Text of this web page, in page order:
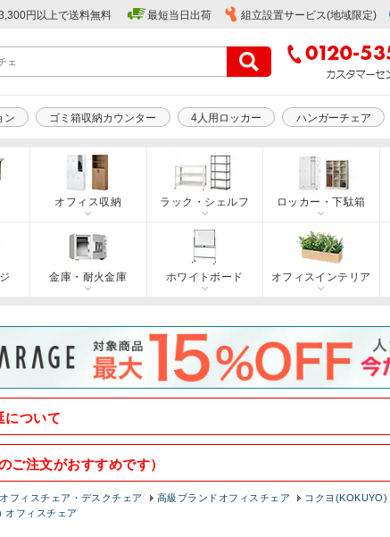
円以上で送料無料 最短当日出荷 組立設置サービス(地域限定)
ン ゴミ箱収納カウンター 4人用ロッカー ハンガーチェア
オフィス収納 ラック・シェルフ ロッカー・下駄箱
金庫・耐火金庫 ホワイトボード オフィスインテリア
について
ご注文がおすすめです）
オフィスチェア・デスクチェア 高級ブランドオフィスチェア
コクヨ
オフィスチェア